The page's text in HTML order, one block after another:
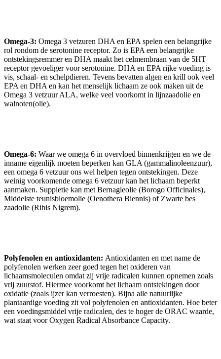
Omega-3: Omega 3 vetzuren DHA en EPA spelen een belangrijke
rol rondom de serotonine receptor. Zo is EPA een belangrijke
ontstekingsremmer en DHA maakt het celmembraan van de 5HT
receptor gevoeliger voor serotonine. DHA en EPA rijke voeding is
vis, schaal- en schelpdieren. Tevens bevatten algen en krill ook veel
EPA en DHA en kan het menselijk lichaam ze ook maken uit de
Omega 3 vetzuur ALA, welke veel voorkomt in lijnzaadolie en
walnoten(olie).
Omega-6: Waar we omega 6 in overvloed binnenkrijgen en we de
inname eigenlijk moeten beperken kan GLA (gammalinoleenzuur),
een omega 6 vetzuur ons wel helpen tegen ontstekingen. Deze
weinig voorkomende omega 6 vetzuur kan het lichaam beperkt
aanmaken. Suppletie kan met Bernagieolie (Borogo Officinales),
Middelste teunisbloemolie (Oenothera Biennis) of Zwarte bes
zaadolie (Ribis Nigrem).
Polyfenolen en antioxidanten: Antioxidanten en met name de
polyfenolen werken zeer goed tegen het oxideren van
lichaamsmoleculen omdat zij vrije radicalen kunnen opnemen zoals
vrij zuurstof. Hiermee voorkomt het lichaam ontstekingen door
oxidatie (zoals ijzer kan verroesten). Bijna alle natuurlijke
plantaardige voeding zit vol polyfenolen en antioxidanten. Hoe beter
een voedingsmiddel vrije radicalen, des te hoger de ORAC waarde,
wat staat voor Oxygen Radical Absorbance Capacity.